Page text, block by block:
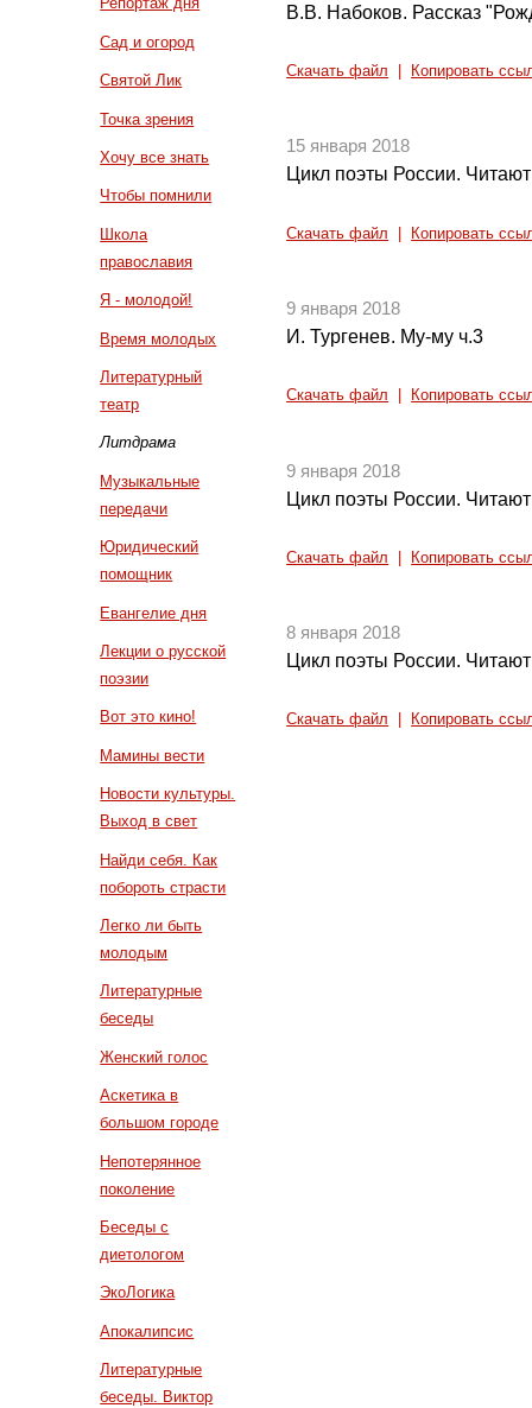
Сад и огород
Святой Лик
Точка зрения
Хочу все знать
Чтобы помнили
Школа
православия
Я - молодой!
Время молодых
Литературный
театр
Литдрама
Музыкальные
передачи
Юридический
помощник
Евангелие дня
Лекции о русской
поэзии
Вот это кино!
Мамины вести
Новости культуры.
Выход в свет
Найди себя. Как
побороть страсти
Легко ли быть
молодым
Литературные
беседы
Женский голос
Аскетика в
большом городе
Непотерянное
поколение
Беседы с
диетологом
ЭкоЛогика
Апокалипсис
Литературные
беседы. Виктор
В.В. Набоков. Рассказ
Скачать файл Копировать
15 января 2018
Цикл поэты России.
Скачать файл Копировать
9 января 2018
И. Тургенев. Му-му ч.3
Скачать файл Копировать
9 января 2018
Цикл поэты России.
Скачать файл Копировать
8 января 2018
Цикл поэты России.
Скачать файл Копировать